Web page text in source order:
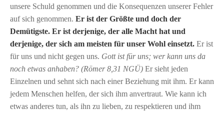
unsere Schuld genommen und die Konsequenzen unserer Fehler
auf sich genommen. Er ist der Größte und doch der
Demütigste. Er ist derjenige, der alle Macht hat und
derjenige, der sich am meisten für unser Wohl einsetzt. Er ist
für uns und nicht gegen uns. Gott ist für uns; wer kann uns da
noch etwas anhaben? (Römer 8,31 NGÜ) Er sieht jeden
Einzelnen und sehnt sich nach einer Beziehung mit ihm. Er kann
jedem Menschen helfen, der sich ihm anvertraut. Wie kann ich
etwas anderes tun, als ihn zu lieben, zu respektieren und ihm